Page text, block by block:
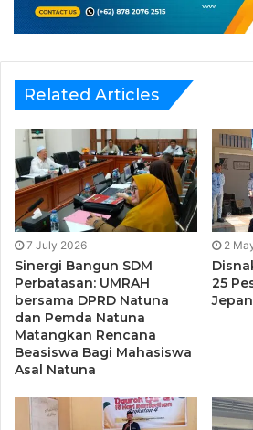
terluar NKRI di ujung utara yang
dengan Vietnam, disana mereka
penjelasan kondisiPengamanan
Related Articles
7 July 2026
Sinergi Bangun SDM
Perbatasan: UMRAH
bersama DPRD Natuna
dan Pemda Natuna
Matangkan Rencana
Beasiswa Bagi Mahasiswa
Asal Natuna
2
25